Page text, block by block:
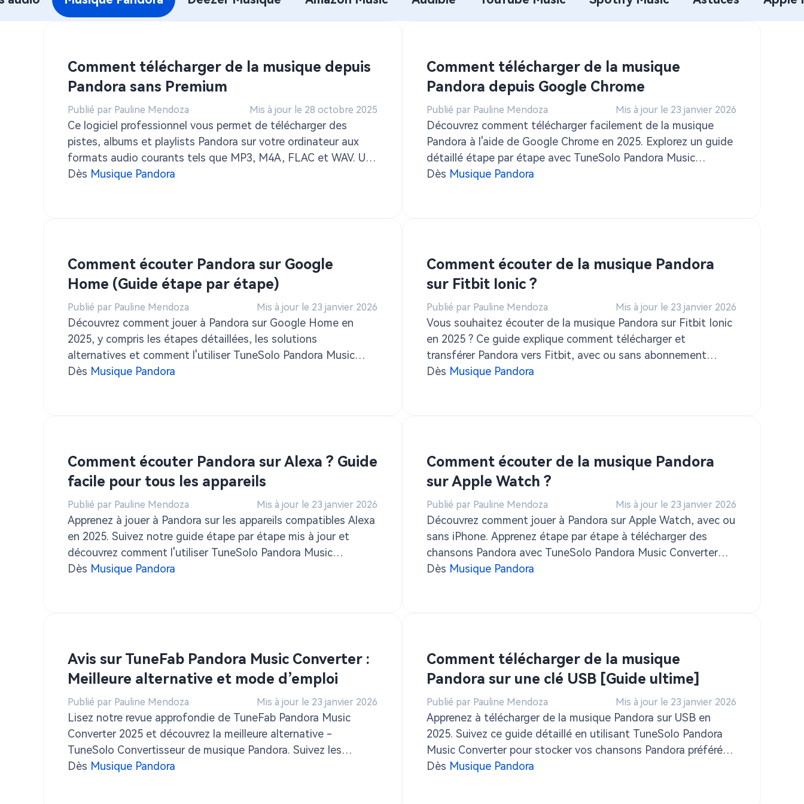
Télécharger Pandora Music au
Comment télécharger de la musique depuis
Pandora sans Premium
Publié par Pauline Mendoza Mis à jour le 28 octobre 2025
Ce logiciel professionnel vous permet de télécharger des
pistes, albums et playlists Pandora sur votre ordinateur aux
formats audio courants tels que MP3, M4A, FLAC et WAV. Une
fois convertis, vous pouvez les écouter sur n'importe quel
Dès Musique Pandora
Comment télécharger de la musique
Pandora depuis Google Chrome
Publié par Pauline Mendoza Mis à jour le 23 janvier 2026
Découvrez comment télécharger facilement de la musique
Pandora à l'aide de Google Chrome en 2025. Explorez un guide
détaillé étape par étape avec TuneSolo Pandora Music
Converter et profitez d'une écoute hors ligne à tout moment.
Dès Musique Pandora
Comment écouter Pandora sur Google
Home (Guide étape par étape)
Publié par Pauline Mendoza Mis à jour le 23 janvier 2026
Découvrez comment jouer à Pandora sur Google Home en
2025, y compris les étapes détaillées, les solutions
alternatives et comment l'utiliser TuneSolo Pandora Music
Converter pour une lecture hors ligne.
Dès Musique Pandora
Comment écouter de la musique Pandora
sur Fitbit Ionic ?
Publié par Pauline Mendoza Mis à jour le 23 janvier 2026
Vous souhaitez écouter de la musique Pandora sur Fitbit Ionic
en 2025 ? Ce guide explique comment télécharger et
transférer Pandora vers Fitbit, avec ou sans abonnement
Premium.
Dès Musique Pandora
Comment écouter Pandora sur Alexa ? Guide
facile pour tous les appareils
Publié par Pauline Mendoza Mis à jour le 23 janvier 2026
Apprenez à jouer à Pandora sur les appareils compatibles Alexa
en 2025. Suivez notre guide étape par étape mis à jour et
découvrez comment l'utiliser TuneSolo Pandora Music
Converter pour une lecture hors ligne.
Dès Musique Pandora
Comment écouter de la musique Pandora
sur Apple Watch ?
Publié par Pauline Mendoza Mis à jour le 23 janvier 2026
Découvrez comment jouer à Pandora sur Apple Watch, avec ou
sans iPhone. Apprenez étape par étape à télécharger des
chansons Pandora avec TuneSolo Pandora Music Converter
pour une lecture hors ligne.
Dès Musique Pandora
Avis sur TuneFab Pandora Music Converter :
Meilleure alternative et mode d’emploi
Publié par Pauline Mendoza Mis à jour le 23 janvier 2026
Lisez notre revue approfondie de TuneFab Pandora Music
Converter 2025 et découvrez la meilleure alternative -
TuneSolo Convertisseur de musique Pandora. Suivez les
étapes détaillées pour télécharger de la musique Pandora avec
Dès Musique Pandora
Comment télécharger de la musique
Pandora sur une clé USB [Guide ultime]
Publié par Pauline Mendoza Mis à jour le 23 janvier 2026
Apprenez à télécharger de la musique Pandora sur USB en
2025. Suivez ce guide détaillé en utilisant TuneSolo Pandora
Music Converter pour stocker vos chansons Pandora préférées
hors ligne sur USB.
Dès Musique Pandora